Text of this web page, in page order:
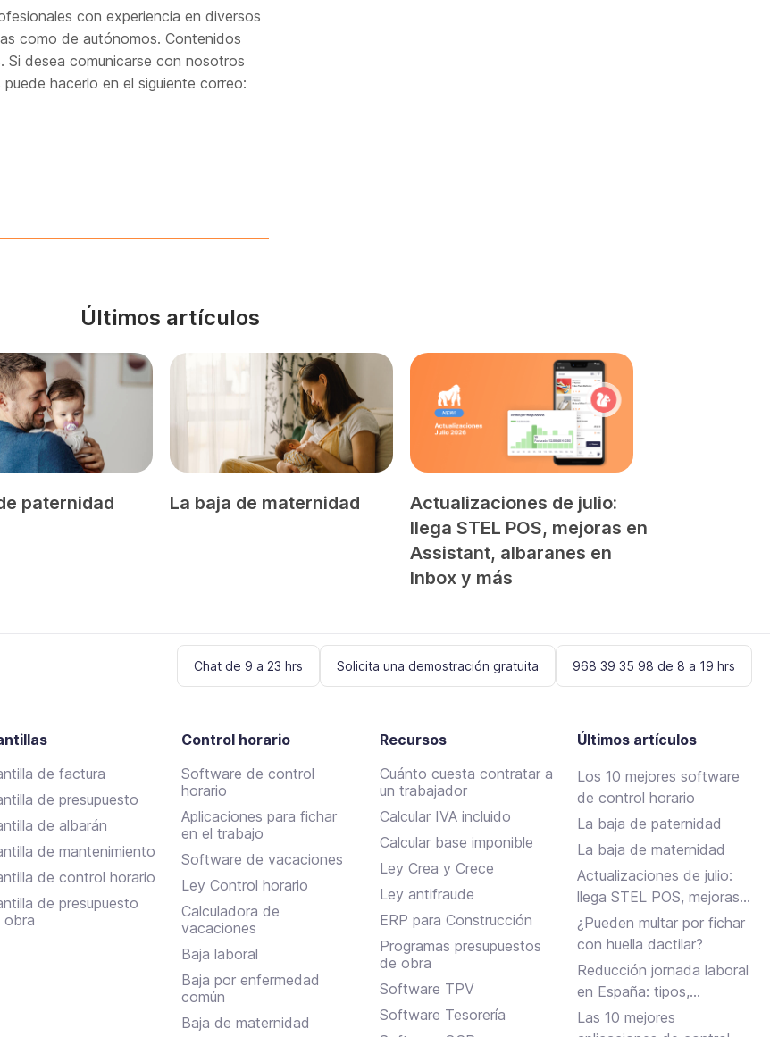
con experiencia en diversos
como de autónomos. Contenidos
desea comunicarse con nosotros
hacerlo en el siguiente correo:
Últimos artículos
paternidad La baja de maternidad
Actualizaciones de julio:
llega STEL POS, mejoras en
Assistant, albaranes en
Inbox y más
Chat de 9 a 23 hrs Solicita una demostración gratuita 968 39 35 98 de 8 a 19 hrs
de factura
de presupuesto
de albarán
de mantenimiento
de control horario
de presupuesto
obra
Control horario
Software de control
horario
Aplicaciones para fichar
en el trabajo
Software de vacaciones
Ley Control horario
Calculadora de
vacaciones
Baja laboral
Baja por enfermedad
común
Baja de maternidad
Recursos
Cuánto cuesta contratar a
un trabajador
Calcular IVA incluido
Calcular base imponible
Ley Crea y Crece
Ley antifraude
ERP para Construcción
Programas presupuestos
de obra
Software TPV
Software Tesorería
Últimos artículos
Los 10 mejores software
de control horario
La baja de paternidad
La baja de maternidad
Actualizaciones de julio:
llega STEL POS, mejoras
en Assistant, albaranes en
Inbox y más
¿Pueden multar por fichar
con huella dactilar?
Reducción jornada laboral
en España: tipos,
requisitos y cómo
Las 10 mejores